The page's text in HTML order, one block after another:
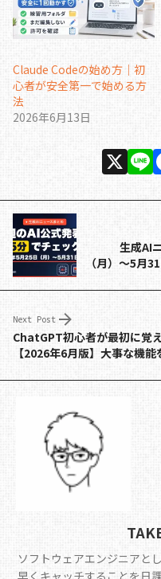
Claude Codeの始め方｜初
心者が安全第一で始める方
法
2026年6月13日
X
生成AI
（月）〜5月
Next Post
ChatGPT初心者が最初に覚
【2026年6月版】大事な機
ソフトウェアエンジニアと
早くキャッチすることを日